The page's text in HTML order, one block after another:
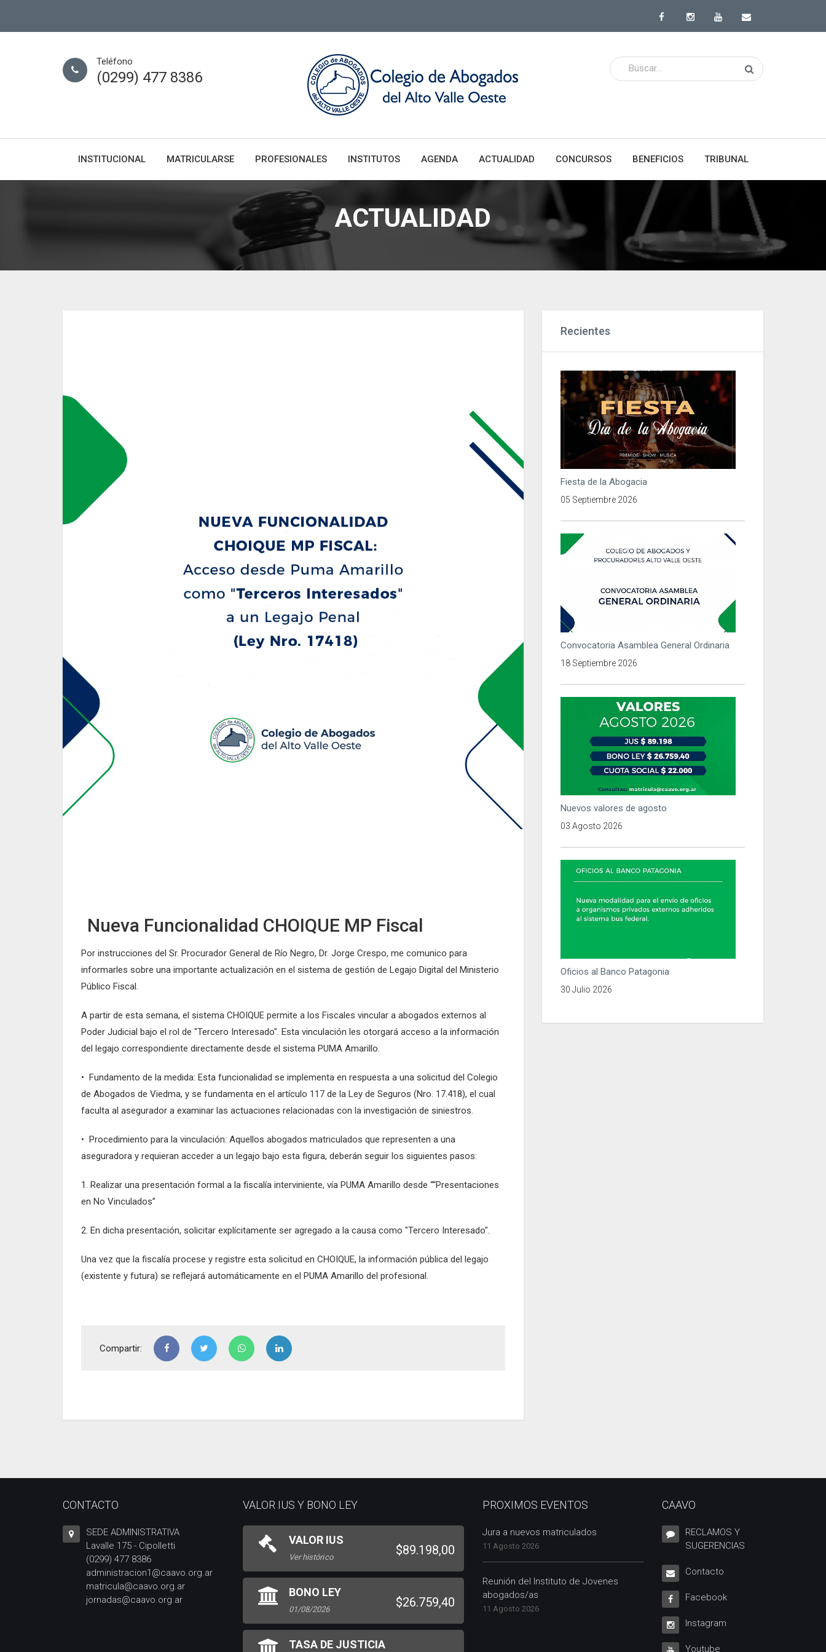
Teléfono
(0299) 477 8386
INSTITUCIONAL MATRICULARSE PROFESIONALES INSTITUTOS AGENDA ACTUALIDAD CONCURSOS BENEFICIOS TRIBUNAL
ACTUALIDAD
Nueva Funcionalidad CHOIQUE MP Fiscal
Por instrucciones del Sr. Procurador General de Río Negro, Dr. Jorge Crespo, me comunico para
informarles sobre una importante actualización en el sistema de gestión de Legajo Digital del Ministerio
Público Fiscal.
A partir de esta semana, el sistema CHOIQUE permite a los Fiscales vincular a abogados externos al
Poder Judicial bajo el rol de "Tercero Interesado". Esta vinculación les otorgará acceso a la información
del legajo correspondiente directamente desde el sistema PUMA Amarillo.
• Fundamento de la medida: Esta funcionalidad se implementa en respuesta a una solicitud del Colegio
de Abogados de Viedma, y se fundamenta en el artículo 117 de la Ley de Seguros (Nro. 17.418), el cual
faculta al asegurador a examinar las actuaciones relacionadas con la investigación de siniestros.
• Procedimiento para la vinculación: Aquellos abogados matriculados que representen a una
aseguradora y requieran acceder a un legajo bajo esta figura, deberán seguir los siguientes pasos:
1. Realizar una presentación formal a la fiscalía interviniente, vía PUMA Amarillo desde ““Presentaciones
en No Vinculados”
2. En dicha presentación, solicitar explícitamente ser agregado a la causa como "Tercero Interesado".
Una vez que la fiscalía procese y registre esta solicitud en CHOIQUE, la información pública del legajo
(existente y futura) se reflejará automáticamente en el PUMA Amarillo del profesional.
Compartir:
Recientes
Fiesta de la Abogacia
05 Septiembre 2026
Convocatoria Asamblea General Ordinaria
18 Septiembre 2026
Nuevos valores de agosto
03 Agosto 2026
Oficios al Banco Patagonia
30 Julio 2026
CONTACTO
SEDE ADMINISTRATIVA
Lavalle 175 - Cipolletti
(0299) 477 8386
administracion1@caavo.org.ar
matricula@caavo.org.ar
jornadas@caavo.org.ar
VALOR IUS Y BONO LEY
VALOR IUS
Ver histórico $89.198,00
BONO LEY
01/08/2026 $26.759,40
TASA DE JUSTICIA
PROXIMOS EVENTOS
Jura a nuevos matriculados
11 Agosto 2026
Reunión del Instituto de Jovenes
abogados/as
11 Agosto 2026
CAAVO
RECLAMOS Y
SUGERENCIAS
Contacto
Facebook
Instagram
Youtube